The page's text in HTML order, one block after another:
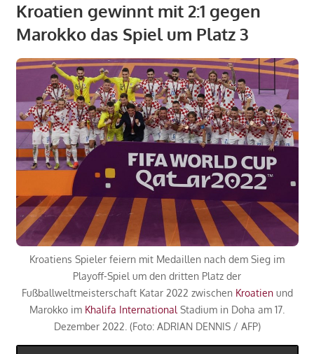
Kroatien gewinnt mit 2:1 gegen
Marokko das Spiel um Platz 3
Kroatiens Spieler feiern mit Medaillen nach dem Sieg im
Playoff-Spiel um den dritten Platz der
Fußballweltmeisterschaft Katar 2022 zwischen Kroatienund
Marokko im Khalifa International Stadium in Doha am 17.
Dezember 2022. (Foto: ADRIAN DENNIS / AFP)